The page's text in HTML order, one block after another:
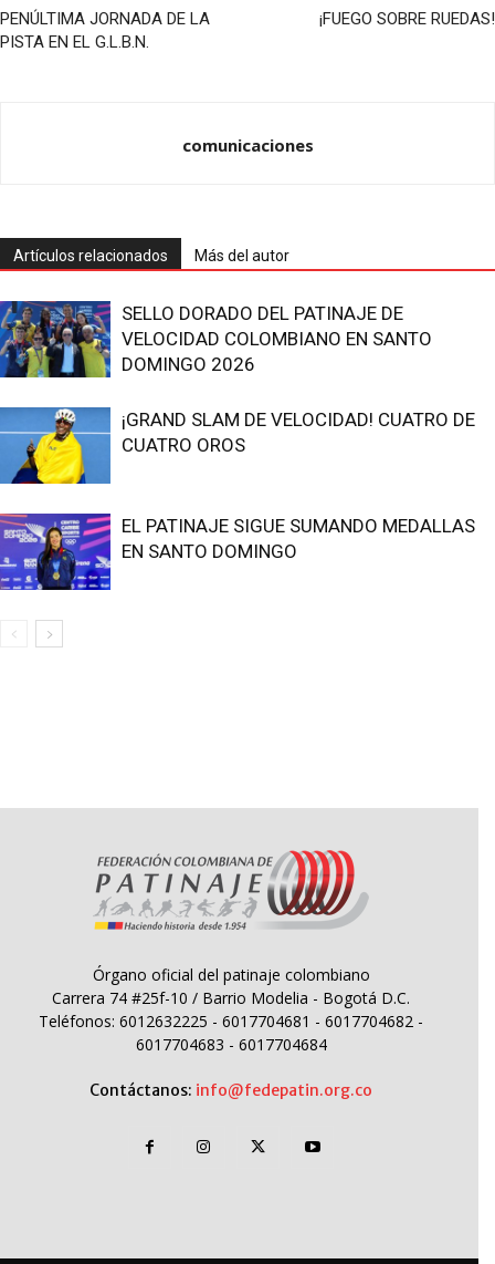
PENÚLTIMA JORNADA DE LA
PISTA EN EL G.L.B.N.
¡FUEGO SOBRE RUEDAS!
comunicaciones
Artículos relacionados Más del autor
SELLO DORADO DEL PATINAJE DE
VELOCIDAD COLOMBIANO EN SANTO
DOMINGO 2026
¡GRAND SLAM DE VELOCIDAD! CUATRO DE
CUATRO OROS
EL PATINAJE SIGUE SUMANDO MEDALLAS
EN SANTO DOMINGO
Órgano oficial del patinaje colombiano
Carrera 74 #25f-10 / Barrio Modelia - Bogotá D.C.
Teléfonos: 6012632225 - 6017704681 - 6017704682 -
6017704683 - 6017704684
Contáctanos: info@fedepatin.org.co